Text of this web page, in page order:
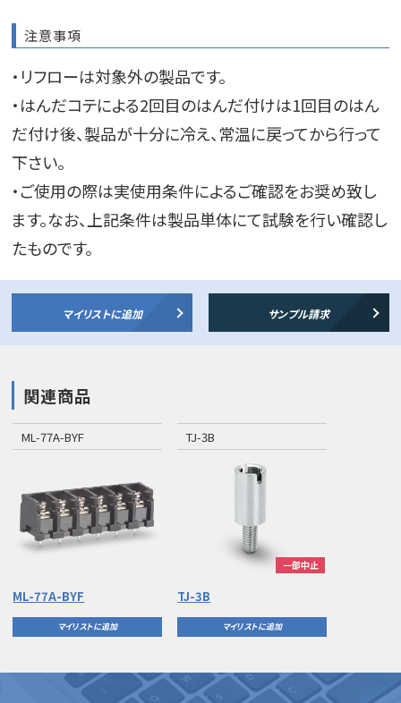
注意事項
・リフローは対象外の製品です。
・はんだコテによる2回目のはんだ付けは1回目のはん
だ付け後、製品が十分に冷え、常温に戻ってから行って
下さい。
・ご使用の際は実使用条件によるご確認をお奨め致し
ます。なお、上記条件は製品単体にて試験を行い確認し
たものです。
マイリストに追加 サンプル請求
関連商品
ML-77A-BYF
ML-77A-BYF
マイリストに追加
TJ-3B
一部中止
TJ-3B
マイリストに追加